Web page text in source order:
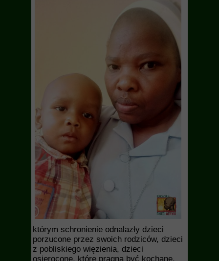
którym schronienie odnalazły dzieci
porzucone przez swoich rodziców, dzieci
z pobliskiego więzienia, dzieci
osierocone, które pragną być kochane,